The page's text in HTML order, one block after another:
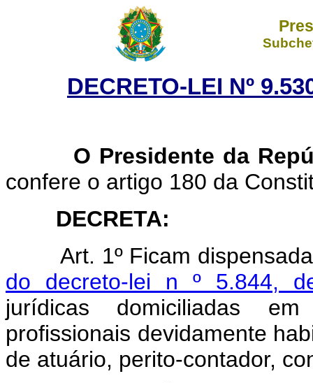
DECRETO-LEI Nº
O Presidente da
confere o artigo 180 da
DECRETA:
Art. 1º Ficam
do decreto-lei n º 5.844,
jurídicas domiciliadas
profissionais devidamente
de atuário, perito-contador,